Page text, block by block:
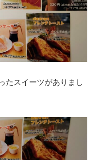
たスイーツがありまし